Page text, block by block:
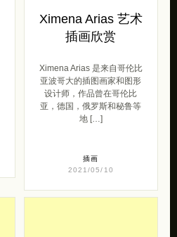
Ximena Arias 艺术
插画欣赏
Ximena Arias 是来自哥伦比
亚波哥大的插图画家和图形
设计师，作品曾在哥伦比
亚，德国，俄罗斯和秘鲁等
地 […]
插画
2021/05/10